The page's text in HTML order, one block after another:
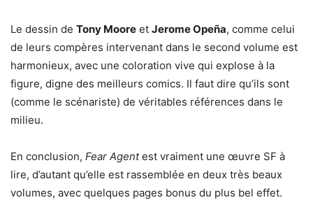
Le dessin de Tony Moore et Jerome Opeña, comme celui
de leurs compères intervenant dans le second volume est
harmonieux, avec une coloration vive qui explose à la
figure, digne des meilleurs comics. Il faut dire qu’ils sont
(comme le scénariste) de véritables références dans le
milieu.
En conclusion, Fear Agentest vraiment une œuvre SF à
lire, d’autant qu’elle est rassemblée en deux très beaux
volumes, avec quelques pages bonus du plus bel effet.